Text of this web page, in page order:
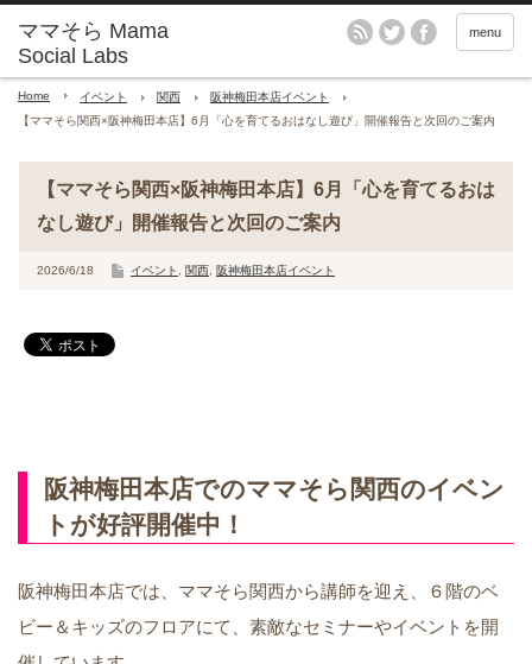
menu
Home イベント 関西
阪神梅田本店イベント
【ママそら関西×阪神梅田本店】6月「心を育てるおはなし遊び」開催報告と次回のご案内
【ママそら関西×阪神梅田本店】6月「心を育てるおは
なし遊び」開催報告と次回のご案内
2026/6/18 イベント 関西 阪神梅田本店イベント
阪神梅田本店でのママそら関西のイベン
トが好評開催中！
阪神梅田本店では、ママそら関西から講師を迎え、６階のベ
ビー＆キッズのフロアにて、素敵なセミナーやイベントを開